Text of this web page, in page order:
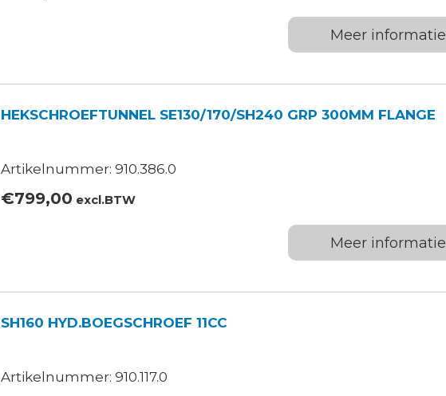
Meer informatie
HEKSCHROEFTUNNEL SE130/170/SH240 GRP 300MM FLANGE
Artikelnummer: 910.386.0
€799,00 excl.BTW
Meer informatie
SH160 HYD.BOEGSCHROEF 11CC
Artikelnummer: 910.117.0